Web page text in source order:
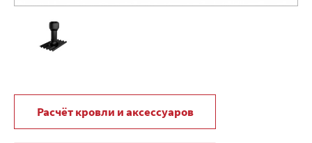
Расчёт кровли и аксессуаров